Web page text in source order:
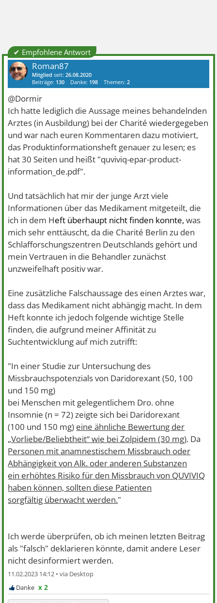
✔ Empfohlene Antwort
Roman87
Mitglied seit:26.08.2020
Beiträge: 130 Danke: 198 Themen:2
@Dormir
Ich hatte lediglich die Aussage meines behandelnden
Arztes (in Ausbildung) bei der Charité wiedergegeben
und war nach euren Kommentaren dazu motiviert,
das Produktinformationsheft genauer zu lesen; es
hat 30 Seiten und heißt "quviviq-epar-product-
information_de.pdf".
Und tatsächlich hat mir der junge Arzt viele
Informationen über das Medikament mitgeteilt, die
ich in dem Heft überhaupt nicht finden konnte,was
mich sehr enttäuscht, da die Charité Berlin zu den
Schlafforschungszentren Deutschlands gehört und
mein Vertrauen in die Behandler zunächst
unzweifelhaft positiv war.
Eine zusätzliche Falschaussage des einen Arztes war,
dass das Medikament nicht abhängig macht. In dem
Heft konnte ich jedoch folgende wichtige Stelle
finden, die aufgrund meiner Affinität zu
Suchtentwicklung auf mich zutrifft:
"In einer Studie zur Untersuchung des
Missbrauchspotenzials von Daridorexant (50, 100
und 150 mg)
bei Menschen mit gelegentlichem Dro. ohne
Insomnie (n = 72) zeigte sich bei Daridorexant
(100 und 150 mg) eine ähnliche Bewertung der
„Vorliebe/Beliebtheit“ wie bei Zolpidem (30 mg). Da
Personen mit anamnestischem Missbrauch oder
Abhängigkeit von Alk. oder anderen Substanzen
ein erhöhtes Risiko für den Missbrauch von QUVIVIQ
haben können, sollten diese Patienten
sorgfältig überwacht werden."
Ich werde überprüfen, ob ich meinen letzten Beitrag
als "falsch" deklarieren könnte, damit andere Leser
nicht desinformiert werden.
11.02.2023 14:12 •
x 2